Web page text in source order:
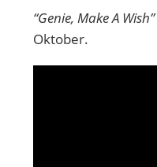
“Genie, Make A Wish”
Oktober.